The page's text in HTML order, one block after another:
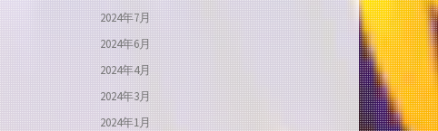
2024年7月
2024年6月
2024年4月
2024年3月
2024年1月